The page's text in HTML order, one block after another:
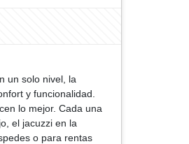
un solo nivel, la
y funcionalidad.
lo mejor. Cada una
el jacuzzi en la
o para rentas